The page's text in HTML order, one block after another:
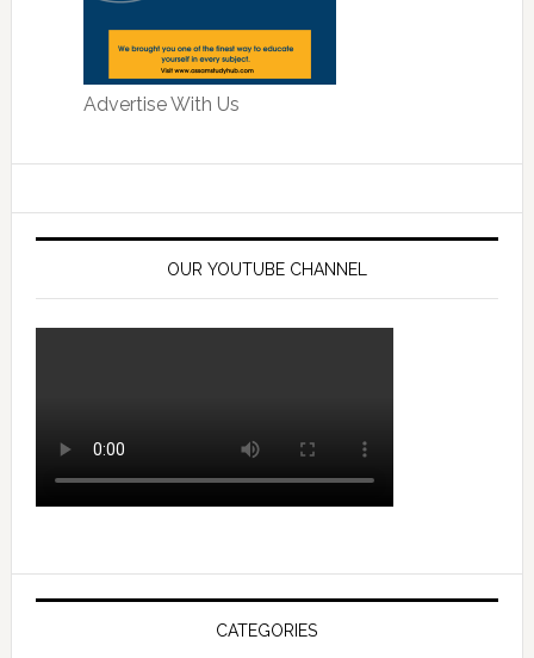
Advertise With Us
OUR YOUTUBE CHANNEL
CATEGORIES